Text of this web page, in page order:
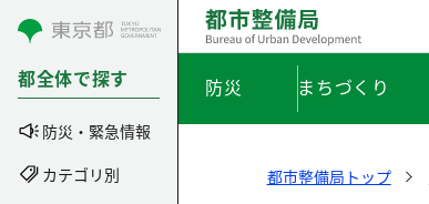
コンテンツにスキップ
都全体で探す
防災・緊急情報
カテゴリ別
防災 まちづくり
都市整備局トップ